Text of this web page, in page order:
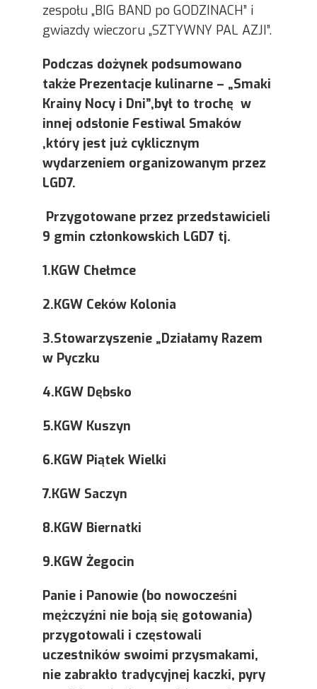
zespołu „BIG BAND po GODZINACH” i
gwiazdy wieczoru „SZTYWNY PAL AZJI”.
Podczas dożynek podsumowano
także Prezentacje kulinarne – „Smaki
Krainy Nocy i Dni”,był to trochę w
innej odsłonie Festiwal Smaków
,który jest już cyklicznym
wydarzeniem organizowanym przez
LGD7.
Przygotowane przez przedstawicieli
9 gmin członkowskich LGD7 tj.
1.KGW Chełmce
2.KGW Ceków Kolonia
3.Stowarzyszenie „Działamy Razem
w Pyczku
4.KGW Dębsko
5.KGW Kuszyn
6.KGW Piątek Wielki
7.KGW Saczyn
8.KGW Biernatki
9.KGW Żegocin
Panie i Panowie (bo nowocześni
mężczyźni nie boją się gotowania)
przygotowali i częstowali
uczestników swoimi przysmakami,
nie zabrakło tradycyjnej kaczki, pyry